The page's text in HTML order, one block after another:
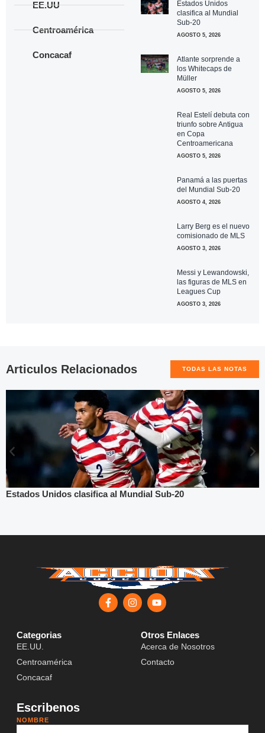
Estados Unidos
clasifica al Mundial
Sub-20
AGOSTO 5, 2026
Atlante sorprende a
los Whitecaps de
Müller
AGOSTO 5, 2026
Real Estelí debuta con
triunfo sobre Antigua
en Copa
Centroamericana
AGOSTO 5, 2026
Panamá a las puertas
del Mundial Sub-20
AGOSTO 4, 2026
Larry Berg es el nuevo
comisionado de MLS
AGOSTO 3, 2026
Messi y Lewandowski,
las figuras de MLS en
Leagues Cup
AGOSTO 3, 2026
EE.UU
Centroamérica
Concacaf
Articulos Relacionados TODAS LAS NOTAS
Estados Unidos clasifica al Mundial Sub-20
Categorias
EE.UU.
Centroamérica
Concacaf
Otros Enlaces
Acerca de Nosotros
Contacto
Escribenos
NOMBRE